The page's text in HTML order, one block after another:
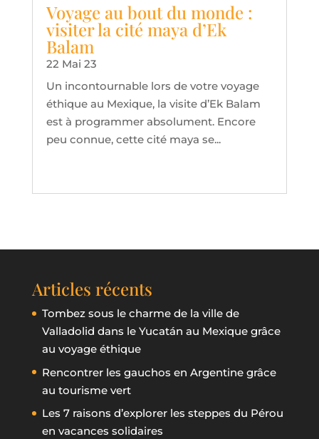
Voyage au bout du monde :
visiter la cité maya d’Ek
Balam
22 Mai 23
Un incontournable lors de votre voyage
éthique au Mexique, la visite d’Ek Balam
est à programmer absolument. Encore
peu connue, cette cité maya se...
Articles récents
Tombez sous le charme de la ville de
Valladolid dans le Yucatán au Mexique grâce
au voyage éthique
Rencontrer les gauchos en Argentine grâce
au tourisme vert
Les 7 raisons d’explorer les steppes du Pérou
en vacances solidaires